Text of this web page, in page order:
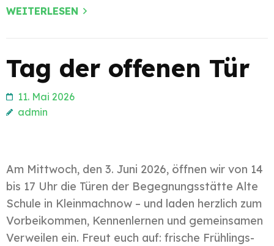
WEITERLESEN
Tag der offenen Tür
11. Mai 2026
admin
Am Mittwoch, den 3. Juni 2026, öffnen wir von 14
bis 17 Uhr die Türen der Begegnungsstätte Alte
Schule in Kleinmachnow – und laden herzlich zum
Vorbeikommen, Kennenlernen und gemeinsamen
Verweilen ein. Freut euch auf: frische Frühlings-